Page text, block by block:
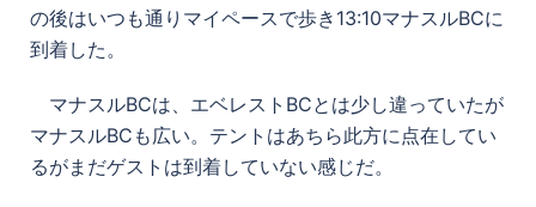
の後はいつも通りマイペースで歩き13:10マナスルBCに
到着した。
マナスルBCは、エベレストBCとは少し違っていたが
マナスルBCも広い。テントはあちら此方に点在してい
るがまだゲストは到着していない感じだ。